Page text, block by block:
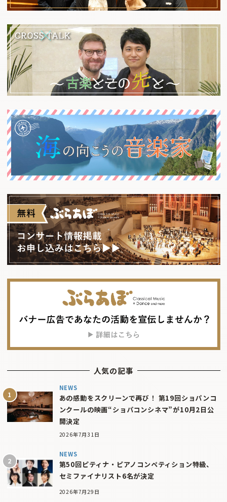
人気の記事
NEWS
あの感動をスクリーンで再び！ 第19回ショパンコ
ンクールの映画“ショパコンシネマ”が10月2日公
開決定
2026年7月31日
NEWS
第50回ピティナ・ピアノコンペティション特級、
セミファイナリスト6名が決定
2026年7月29日